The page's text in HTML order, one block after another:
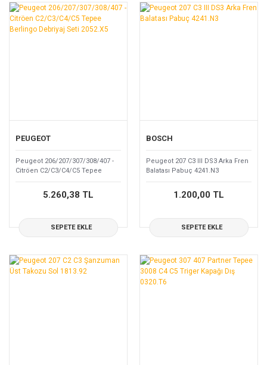
PEUGEOT
Peugeot 206/207/307/308/407 -
Citröen C2/C3/C4/C5 Tepee
Berlingo Debriyaj Seti 2052.X5
5.260,38 TL
SEPETE EKLE
BOSCH
Peugeot 207 C3 III DS3 Arka Fren
Balatası Pabuç 4241.N3
1.200,00 TL
SEPETE EKLE